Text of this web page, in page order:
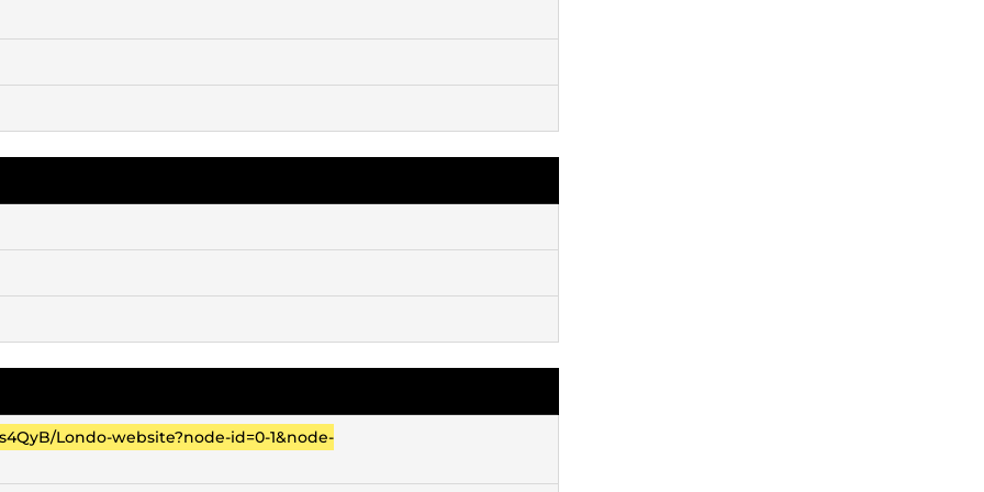
Londo-website?node-id=0-1&node-